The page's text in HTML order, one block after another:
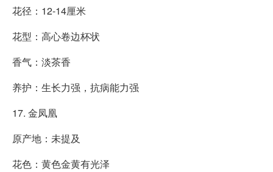
花径：12-14厘米
花型：高心卷边杯状
香气：淡茶香
养护：生长力强，抗病能力强
17. 金凤凰
原产地：未提及
花色：黄色金黄有光泽